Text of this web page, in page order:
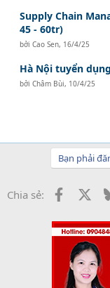
Supply Chain
45 - 60tr)
bởiCao Sen, 16/4/25
Hà Nội tuyển
bởiChâm Bùi, 10/4/25
Bạn phải
Chia sẻ: